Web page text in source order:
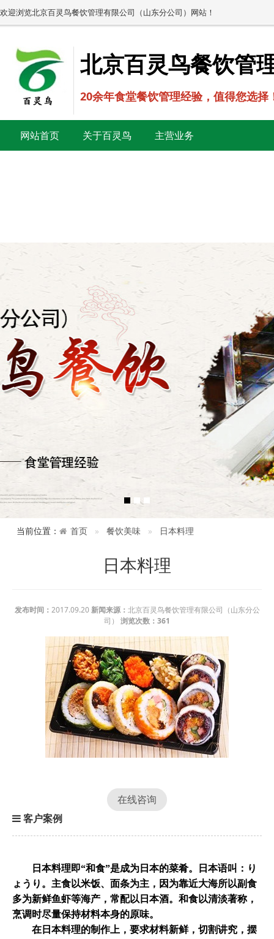
欢迎浏览北京百灵鸟餐饮管理有限公司（山东分公司）网站！
北京百灵鸟餐饮管
20余年食堂餐饮管理经验，值得您选择
网站首页 关于百灵鸟 主营业务
当前位置： 首页 餐饮美味 日本料理
日本料理
发布时间： 2017.09.20新闻来源： 北京百灵鸟餐饮管理有限公司（山东分公
司） 浏览次数： 361
在线咨询
客户案例
日本料理即“和食”是成为日本的菜肴。日本语叫：り
ょうり。主食以米饭、 面条为主，因为靠近大海所以副食
多为新鲜鱼虾等海产，常配以日本酒。 和食以清淡著称，
烹调时尽量保持材料本身的原味。
在日本料理的制作上，要求材料新鲜，切割讲究，摆